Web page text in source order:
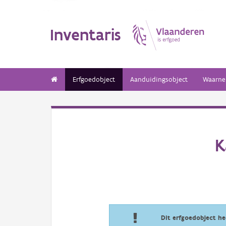
Inventaris
Erfgoedobject Aanduidingsobject
Dit erfgoedobject